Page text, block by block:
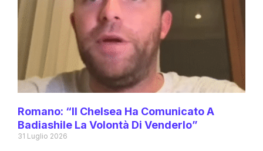
Romano: “Il Chelsea Ha Comunicato A
Badiashile La Volontà Di Venderlo”
31 Luglio 2026